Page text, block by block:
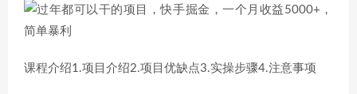
课程介绍1.项目介绍2.项目优缺点3.实操步骤4.注意事项